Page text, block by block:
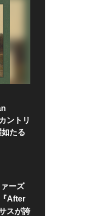
ントリ
たる
ーズ
After
スが誇